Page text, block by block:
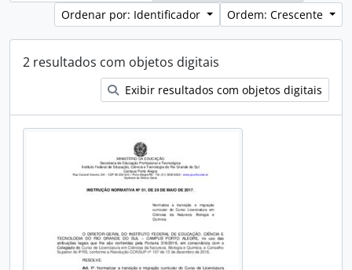
Ordenar por: Identificador
Ordem: Crescente
2 resultados com objetos digitais
Exibir resultados com objetos digitais